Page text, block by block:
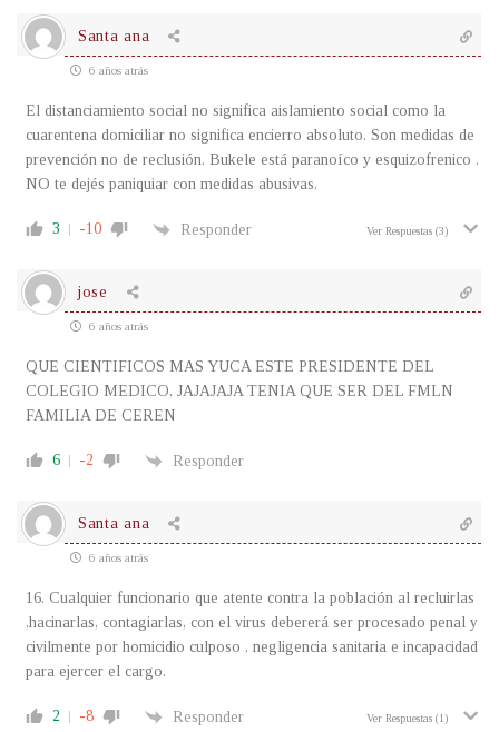
Santa ana
6 años atrás
El distanciamiento social no significa aislamiento social como la
cuarentena domiciliar no significa encierro absoluto. Son medidas de
prevención no de reclusión. Bukele está paranoíco y esquizofrenico .
NO te dejés paniquiar con medidas abusivas.
3 -10 Responder Ver Respuestas (3)
jose
6 años atrás
QUE CIENTIFICOS MAS YUCA ESTE PRESIDENTE DEL
COLEGIO MEDICO, JAJAJAJA TENIA QUE SER DEL FMLN
FAMILIA DE CEREN
6 -2 Responder
Santa ana
6 años atrás
16. Cualquier funcionario que atente contra la población al recluirlas
,hacinarlas, contagiarlas, con el virus debererá ser procesado penal y
civilmente por homicidio culposo , negligencia sanitaria e incapacidad
para ejercer el cargo.
2 -8 Responder Ver Respuestas (1)